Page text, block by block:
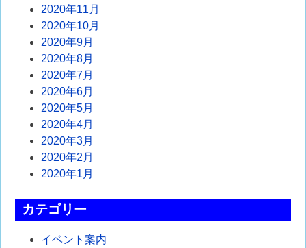
2020年11月
2020年10月
2020年9月
2020年8月
2020年7月
2020年6月
2020年5月
2020年4月
2020年3月
2020年2月
2020年1月
カテゴリー
イベント案内